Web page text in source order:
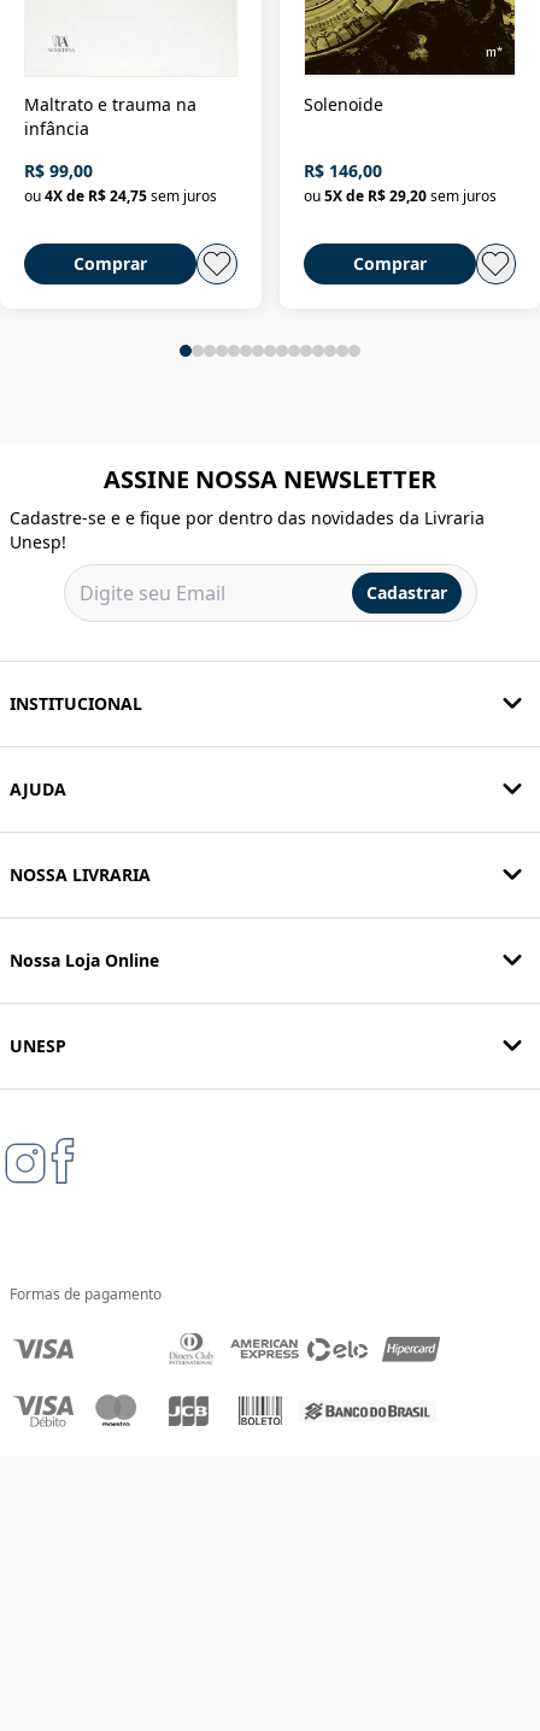
Maltrato e trauma na
infância
R$ 99,00
ou4X de R$ 24,75sem juros
Comprar
Solenoide
R$ 146,00
ou 5X de R$ 29,20 sem juros
Comprar
ASSINE NOSSA NEWSLETTER
Cadastre-se e e fique por dentro das novidades da Livraria
Unesp!
Cadastrar
INSTITUCIONAL
AJUDA
NOSSA LIVRARIA
Nossa Loja Online
UNESP
Formas de pagamento